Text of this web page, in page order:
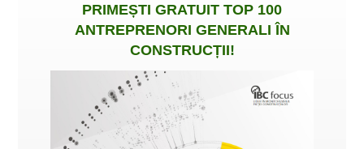
PRIMEȘTI GRATUIT TOP 100
ANTREPRENORI GENERALI ÎN
CONSTRUCȚII!